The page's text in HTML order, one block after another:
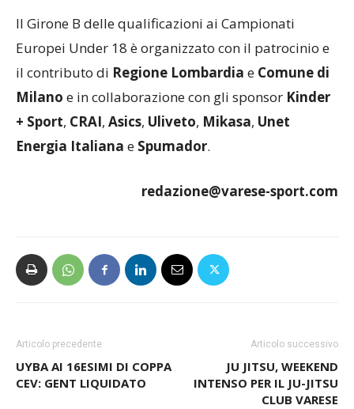
Il Girone B delle qualificazioni ai Campionati
Europei Under 18 è organizzato con il patrocinio e
il contributo di Regione Lombardia e Comune di
Milano e in collaborazione con gli sponsor Kinder
+ Sport, CRAI, Asics, Uliveto, Mikasa, Unet
Energia Italiana e Spumador.
redazione@varese-sport.com
Articolo precedente
UYBA AI 16ESIMI DI COPPA
CEV: GENT LIQUIDATO
Articolo successivo
JU JITSU, WEEKEND
INTENSO PER IL JU-JITSU
CLUB VARESE